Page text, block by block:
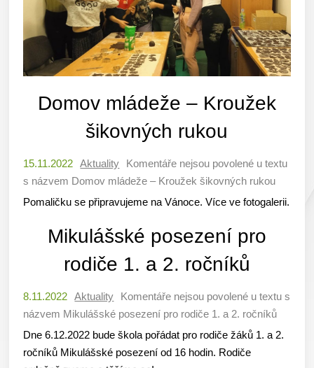
Domov mládeže – Kroužek
šikovných rukou
15.11.2022 Aktuality Komentáře nejsou povolené u textu
s názvem Domov mládeže – Kroužek šikovných rukou
Pomaličku se připravujeme na Vánoce. Více ve fotogalerii.
Mikulášské posezení pro
rodiče 1. a 2. ročníků
8.11.2022 Aktuality Komentáře nejsou povolené u textu s
názvem Mikulášské posezení pro rodiče 1. a 2. ročníků
Dne 6.12.2022 bude škola pořádat pro rodiče žáků 1. a 2.
ročníků Mikulášské posezení od 16 hodin. Rodiče